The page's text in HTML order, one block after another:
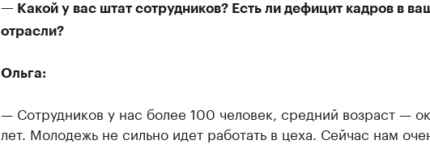
— Какой у вас штат сотрудников? Есть ли дефицит кадров в
отрасли?
Ольга:
— Сотрудников у нас более 100 человек, средний возраст —
лет. Молодежь не сильно идет работать в цеха. Сейчас нам